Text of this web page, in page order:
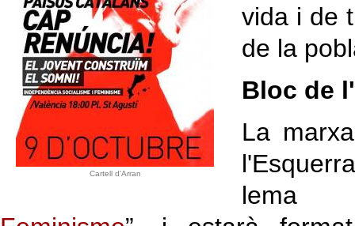
Cartell d'Arran
vida i de
de la
Bloc de
La
lema